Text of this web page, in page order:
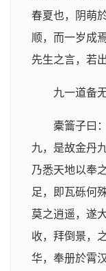
春夏也，阴萌
顺，而一岁成
先生之言，若
九一道备
橐籥子曰
九，是故金丹
乃悉天地以奉
足，即瓦砾何
莫之逍遥，遂
收，拜倒景，
华，奉册於霄